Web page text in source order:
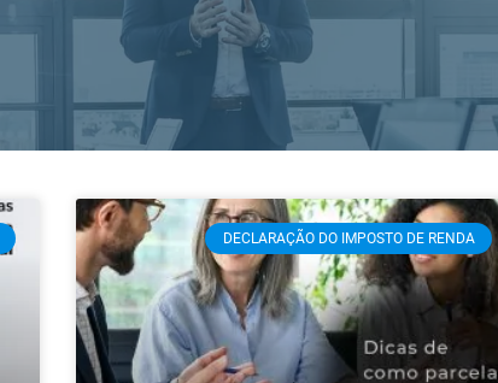
DECLARAÇÃO DO IMPOSTO DE RENDA